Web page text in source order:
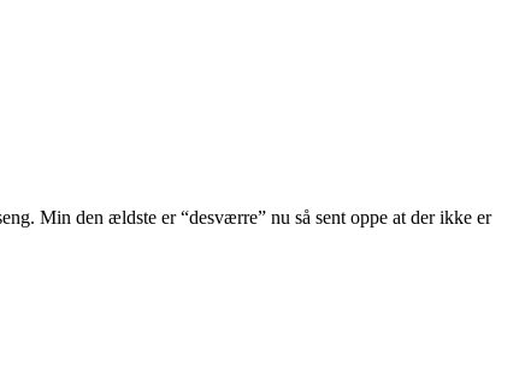
Min den ældste er “desværre” nu så sent oppe at der ikke er